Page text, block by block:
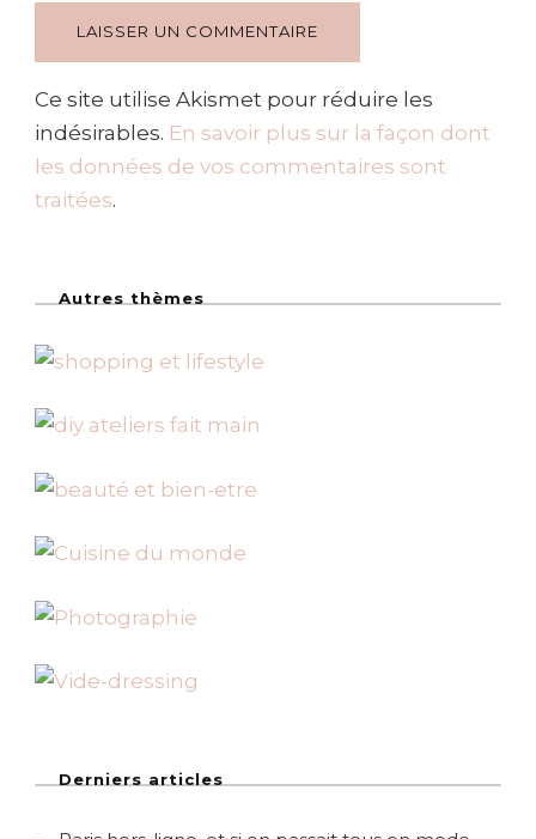
Ce site utilise Akismet pour réduire les
indésirables. En savoir plus sur la façon dont
les données de vos commentaires sont
traitées.
Autres thèmes
Derniers articles